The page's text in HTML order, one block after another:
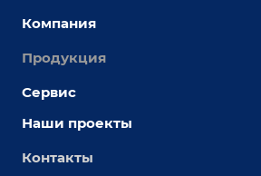
Компания
О компании
Выставки и мероприятия
Продукция
Сборочно-сварочные столы
Оснастка для сварочных столов
Сервис
Сервисное обслуживание
Обучение
Наши проекты
Контакты